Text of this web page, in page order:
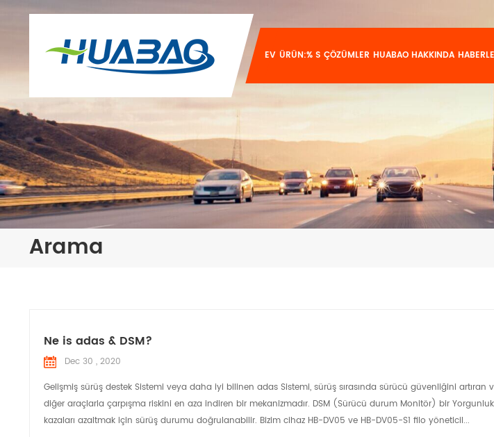
EV ÜRÜN:% S ÇÖZÜMLER HUABAO HAKKINDA
Arama
Ne is adas & DSM?
Dec 30 , 2020
Gelişmiş sürüş destek Sistemi veya daha iyi bilinen adas Sistemi, sürüş sırasında sürücü güvenliğini artıran
diğer araçlarla çarpışma riskini en aza indiren bir mekanizmadır. DSM (Sürücü durum Monitör) bir
kazaları azaltmak için sürüş durumu doğrulanabilir. Bizim cihaz HB-DV05 ve HB-DV05-S1 filo yöneticil...